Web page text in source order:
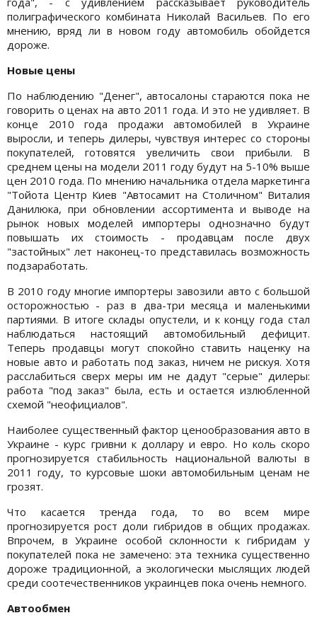
полиграфического комбината Николай Васильев. По его
мнению, вряд ли в новом году автомобиль обойдется
дороже.
Новые цены
По наблюдению "Денег", автосалоны стараются пока не
говорить о ценах на авто 2011 года. И это не удивляет. В
конце 2010 года продажи автомобилей в Украине
выросли, и теперь дилеры, чувствуя интерес со стороны
покупателей, готовятся увеличить свои прибыли. В
среднем цены на модели 2011 году будут на 5-10% выше
цен 2010 года. По мнению начальника отдела маркетинга
"Тойота Центр Киев "Автосамит на Столичном" Виталия
Данилюка, при обновлении ассортимента и выводе на
рынок новых моделей импортеры однозначно будут
повышать их стоимость - продавцам после двух
"застойных" лет наконец-то представилась возможность
подзаработать.
В 2010 году многие импортеры завозили авто с большой
осторожностью - раз в два-три месяца и маленькими
партиями. В итоге склады опустели, и к концу года стал
наблюдаться настоящий автомобильный дефицит.
Теперь продавцы могут спокойно ставить наценку на
новые авто и работать под заказ, ничем не рискуя. Хотя
расслабиться сверх меры им не дадут "серые" дилеры:
работа "под заказ" была, есть и остается излюбленной
схемой "неофициалов".
Наиболее существенный фактор ценообразования авто в
Украине - курс гривни к доллару и евро. Но коль скоро
прогнозируется стабильность национальной валюты в
2011 году, то курсовые шоки автомобильным ценам не
грозят.
Что касается тренда года, то во всем мире
прогнозируется рост доли гибридов в общих продажах.
Впрочем, в Украине особой склонности к гибридам у
покупателей пока не замечено: эта техника существенно
дороже традиционной, а экологически мыслящих людей
среди соотечественников украинцев пока очень немного.
Автообмен